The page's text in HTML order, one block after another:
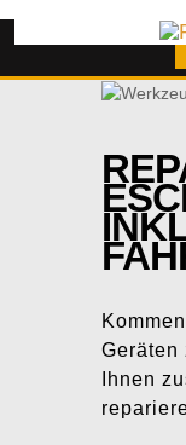
Geräten
Ihnen